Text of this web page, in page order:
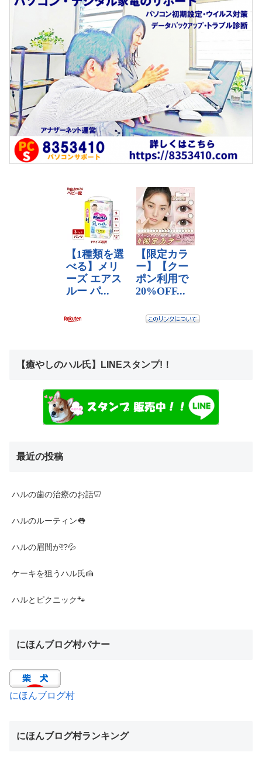
【癒やしのハル氏】LINEスタンプ!！
最近の投稿
ハルの歯の治療のお話🦷
ハルのルーティン👅
ハルの眉間が!?💦
ケーキを狙うハル氏🍰
ハルとピクニック🐾
にほんブログ村バナー
にほんブログ村
にほんブログ村ランキング